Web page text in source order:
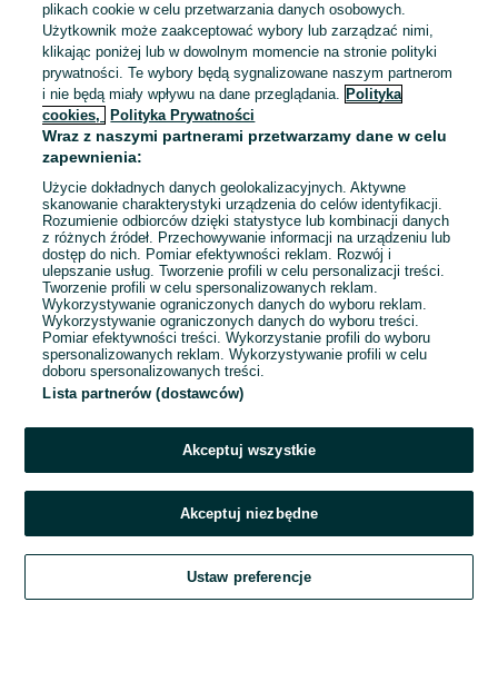
Piękny Nowy Złoty Naszyjnik
P.585 W. 0,74G Nr.712
Kołłątaja
481 zł
Szczecin, Centrum
Odświeżono dnia 30 lipca 2026
1 2 3 ... 62
Zadzwoń / SMS
Szukaj Obserwujesz Dodaj Czat Konto
plikach cookie w celu przetwarzania danych osobowych.
Użytkownik może zaakceptować wybory lub zarządzać nimi,
klikając poniżej lub w dowolnym momencie na stronie polityki
prywatności. Te wybory będą sygnalizowane naszym partnerom
i nie będą miały wpływu na dane przeglądania. Polityka
cookies,
Polityka Prywatności
Wraz z naszymi partnerami przetwarzamy dane w celu
zapewnienia:
Użycie dokładnych danych geolokalizacyjnych. Aktywne
skanowanie charakterystyki urządzenia do celów identyfikacji.
Rozumienie odbiorców dzięki statystyce lub kombinacji danych
z różnych źródeł. Przechowywanie informacji na urządzeniu lub
dostęp do nich. Pomiar efektywności reklam. Rozwój i
ulepszanie usług. Tworzenie profili w celu personalizacji treści.
Tworzenie profili w celu spersonalizowanych reklam.
Wykorzystywanie ograniczonych danych do wyboru reklam.
Wykorzystywanie ograniczonych danych do wyboru treści.
Pomiar efektywności treści. Wykorzystanie profili do wyboru
spersonalizowanych reklam. Wykorzystywanie profili w celu
doboru spersonalizowanych treści.
Lista partnerów (dostawców)
Akceptuj wszystkie
Akceptuj niezbędne
Ustaw preferencje